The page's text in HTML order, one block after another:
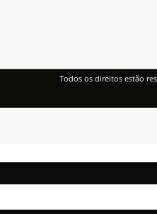
Todos os direitos estão